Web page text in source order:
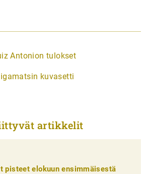
Antonion tulokset
kuvasetti
artikkelit
pisteet elokuun ensimmäisestä